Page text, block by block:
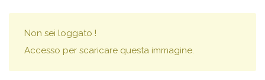
Non sei loggato !
Accesso per scaricare questa immagine.